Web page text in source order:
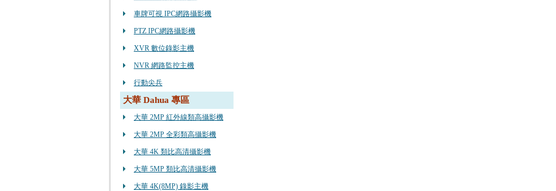
車牌可視 IPC網路攝影機
PTZ IPC網路攝影機
XVR 數位錄影主機
NVR 網路監控主機
行動尖兵
大華 Dahua 專區
大華 2MP 紅外線類高攝影機
大華 2MP 全彩類高攝影機
大華 4K 類比高清攝影機
大華 5MP 類比高清攝影機
大華 4K(8MP) 錄影主機